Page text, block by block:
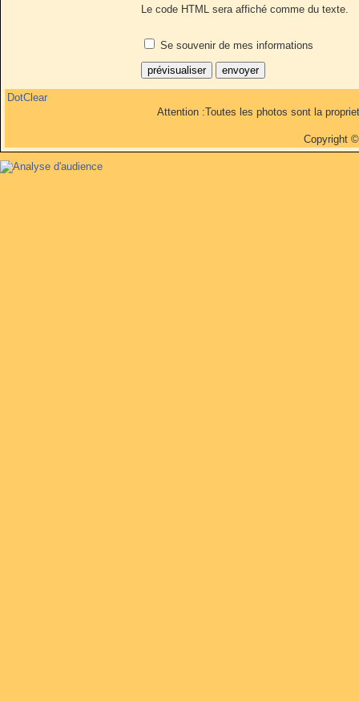
Le code HTML sera affiché comme du texte.
Se souvenir de mes informations
DotClear
Attention :Toutes les photos sont la
Copyright